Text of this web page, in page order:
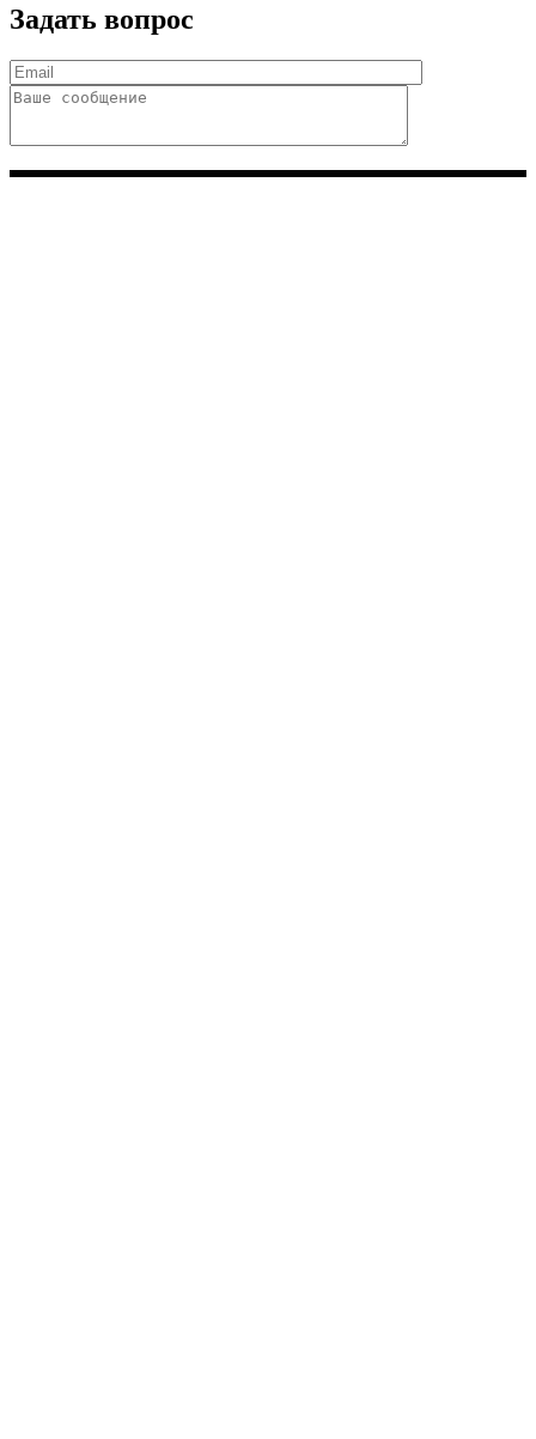
Задать вопрос